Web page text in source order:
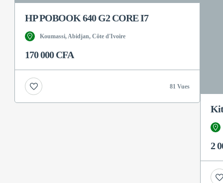
HP POBOOK 640 G2 CORE I7
Koumassi, Abidjan, Côte d'Ivoire
170 000 CFA
81 Vues
Kit
2